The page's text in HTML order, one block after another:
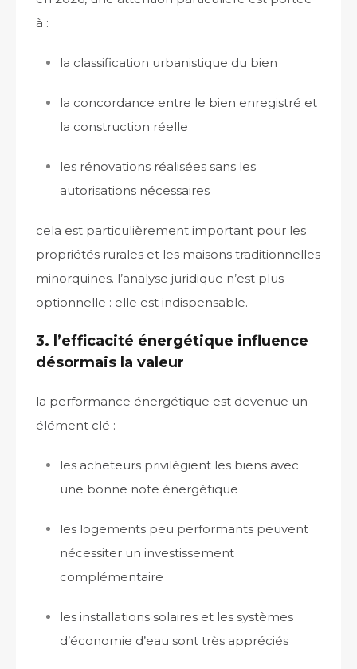
à :
la classification urbanistique du bien
la concordance entre le bien enregistré et
la construction réelle
les rénovations réalisées sans les
autorisations nécessaires
cela est particulièrement important pour les
propriétés rurales et les maisons traditionnelles
minorquines. l’analyse juridique n’est plus
optionnelle : elle est indispensable.
3. l’efficacité énergétique influence
désormais la valeur
la performance énergétique est devenue un
élément clé :
les acheteurs privilégient les biens avec
une bonne note énergétique
les logements peu performants peuvent
nécessiter un investissement
complémentaire
les installations solaires et les systèmes
d’économie d’eau sont très appréciés